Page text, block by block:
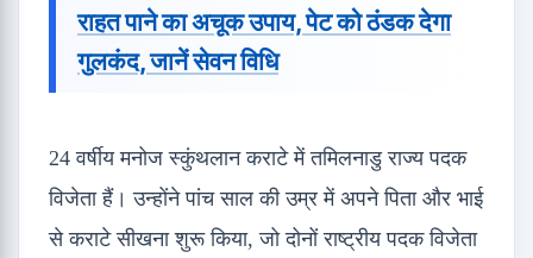
राहत पाने का अचूक उपाय, पेट को ठंडक देगा
गुलकंद, जानें सेवन विधि
24 वर्षीय मनोज स्कुंथलान कराटे में तमिलनाडु राज्य पदक
विजेता हैं। उन्होंने पांच साल की उम्र में अपने पिता और भाई
से कराटे सीखना शुरू किया, जो दोनों राष्ट्रीय पदक विजेता